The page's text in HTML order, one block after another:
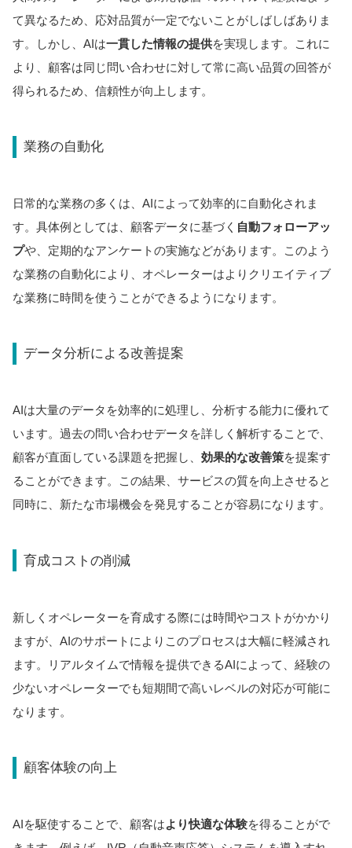
て異なるため、応対品質が一定でないことがしばしばありま
す。しかし、AIは一貫した情報の提供を実現します。これに
より、顧客は同じ問い合わせに対して常に高い品質の回答が
得られるため、信頼性が向上します。
業務の自動化
日常的な業務の多くは、AIによって効率的に自動化されま
す。具体例としては、顧客データに基づく 自動フォローアッ
プや、定期的なアンケートの実施などがあります。このよう
な業務の自動化により、オペレーターはよりクリエイティブ
な業務に時間を使うことができるようになります。
データ分析による改善提案
AIは大量のデータを効率的に処理し、分析する能力に優れて
います。過去の問い合わせデータを詳しく解析することで、
顧客が直面している課題を把握し、 効果的な改善策を提案す
ることができます。この結果、サービスの質を向上させると
同時に、新たな市場機会を発見することが容易になります。
育成コストの削減
新しくオペレーターを育成する際には時間やコストがかかり
ますが、AIのサポートによりこのプロセスは大幅に軽減され
ます。リアルタイムで情報を提供できるAIによって、経験の
少ないオペレーターでも短期間で高いレベルの対応が可能に
なります。
顧客体験の向上
AIを駆使することで、顧客はより快適な体験を得ることがで